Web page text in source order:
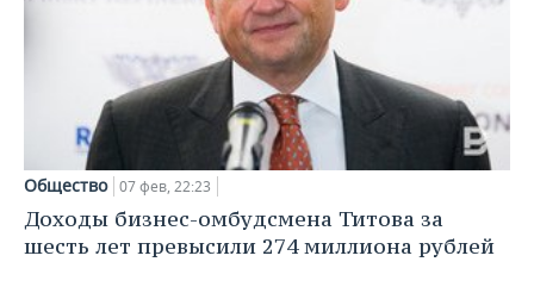
ХОККЕЙ С МЯЧОМ
ПРОИСШЕСТВИЯ
Общество 07 фев, 22:23
Доходы бизнес-омбудсмена Титова за
шесть лет превысили 274 миллиона рублей